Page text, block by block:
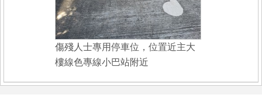
傷殘人士專用停車位，位置近主大
樓線色專線小巴站附近